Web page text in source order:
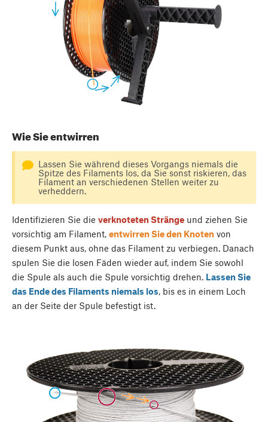
Wie Sie entwirren
Lassen Sie während dieses Vorgangs niemals die
Spitze des Filaments los, da Sie sonst riskieren, das
Filament an verschiedenen Stellen weiter zu
verheddern.
Identifizieren Sie die verknoteten Stränge und ziehen Sie
vorsichtig am Filament, entwirren Sie den Knoten von
diesem Punkt aus, ohne das Filament zu verbiegen. Danach
spulen Sie die losen Fäden wieder auf, indem Sie sowohl
die Spule als auch die Spule vorsichtig drehen. Lassen Sie
das Ende des Filaments niemals los, bis es in einem Loch
an der Seite der Spule befestigt ist.